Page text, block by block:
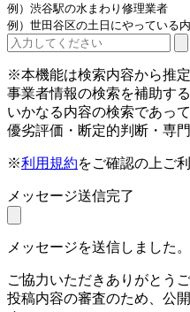
例）渋谷駅の水まわり修理業者
例）世田谷区の土日にやっている
※本機能は検索内容から推
事業者情報の検索を補助する
いかなる内容の検索であっ
優劣評価・断定的判断・専
※利用規約をご確認の上ご
メッセージ送信完了
メッセージを送信しました。
ご協力いただきありがとう
投稿内容の審査のため、公